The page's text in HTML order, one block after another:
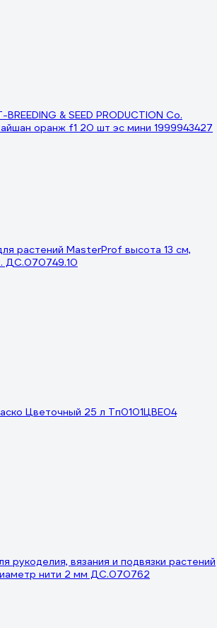
& SEED PRODUCTION Co.
оранж f1 20 шт эс мини 1999943427
растений MasterProf высота 13 см,
ДС.070749.10
Цветочный 25 л Тп0101ЦВЕ04
рукоделия, вязания и подвязки растений
нити 2 мм ДС.070762